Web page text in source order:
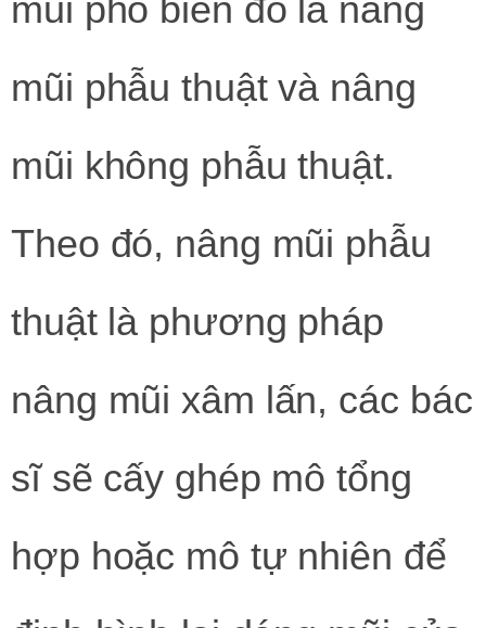
mũi phổ biến đó là nâng
mũi phẫu thuật và nâng
mũi không phẫu thuật.
Theo đó, nâng mũi phẫu
thuật là phương pháp
nâng mũi xâm lấn, các bác
sĩ sẽ cấy ghép mô tổng
hợp hoặc mô tự nhiên để